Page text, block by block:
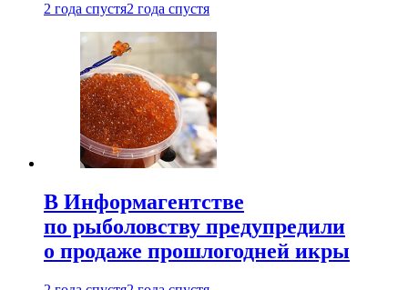
2 года спустя2 года спустя
В Информагентстве
по рыболовству предупредили
о продаже прошлогодней икры